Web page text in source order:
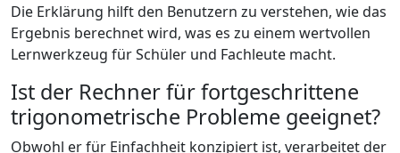
Die Erklärung hilft den Benutzern zu verstehen, wie das
Ergebnis berechnet wird, was es zu einem wertvollen
Lernwerkzeug für Schüler und Fachleute macht.
Ist der Rechner für fortgeschrittene
trigonometrische Probleme geeignet?
Obwohl er für Einfachheit konzipiert ist, verarbeitet der